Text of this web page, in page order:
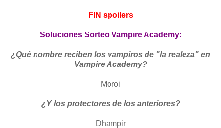
FIN spoilers
Soluciones Sorteo Vampire Academy:
¿Qué nombre reciben los vampiros de "la realeza" en
Vampire Academy?
Moroi
¿Y los protectores de los anteriores?
Dhampir